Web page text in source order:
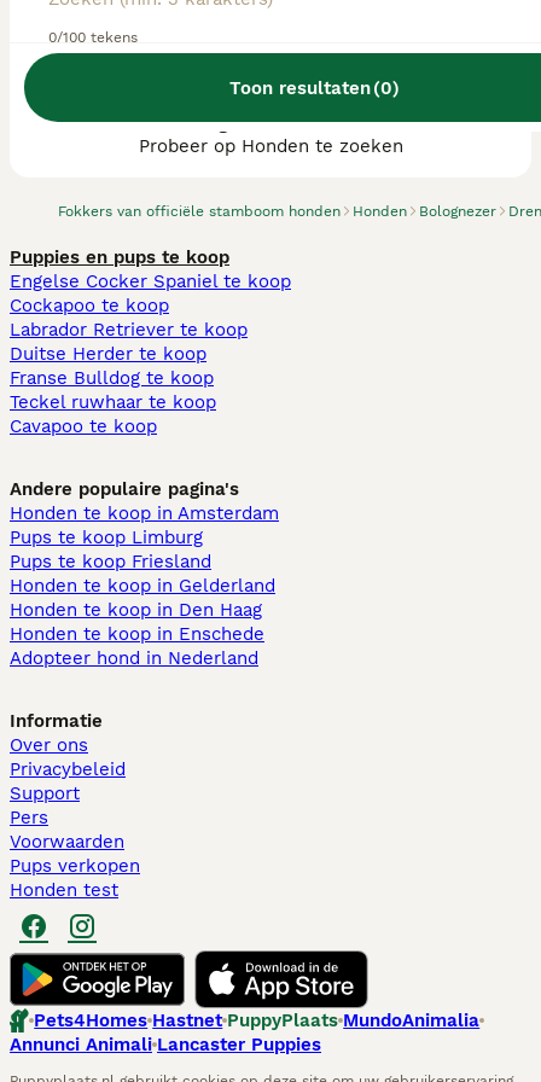
0/100 tekens
Toon resultaten(0)
Fokkers van officiële stamboom honden Honden Bolognezer
We hebben 0 Bolognezer fokkers, Coevorden
gevonden.
Probeer op Honden te zoeken
Puppies en pups te koop
Engelse Cocker Spaniel te koop
Cockapoo te koop
Labrador Retriever te koop
Duitse Herder te koop
Franse Bulldog te koop
Teckel ruwhaar te koop
Cavapoo te koop
Andere populaire pagina's
Honden te koop in Amsterdam
Pups te koop Limburg​
Pups te koop Friesland​
Honden te koop in Gelderland
Honden te koop in Den Haag
Honden te koop in Enschede
Adopteer hond in Nederland
Informatie
Over ons
Privacybeleid
Support
Pers
Voorwaarden
Pups verkopen
Honden test
Pets4Homes Hastnet PuppyPlaats MundoAnimalia
Annunci Animali Lancaster Puppies